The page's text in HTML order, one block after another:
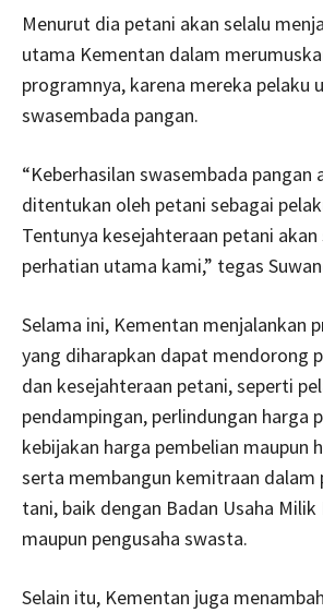
Menurut dia petani akan selalu
utama Kementan dalam
programnya, karena mereka pelaku
swasembada pangan.
“Keberhasilan swasembada pangan
ditentukan oleh petani sebagai
Tentunya kesejahteraan petani
perhatian utama kami,” tegas
Selama ini, Kementan menjalankan
yang diharapkan dapat mendorong
dan kesejahteraan petani, seperti
pendampingan, perlindungan harga
kebijakan harga pembelian maupun
serta membangun kemitraan dalam
tani, baik dengan Badan Usaha Milik
maupun pengusaha swasta.
Selain itu, Kementan juga